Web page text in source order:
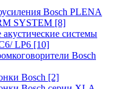
Bosch PLENA
SYSTEM [8]
системы
LP6 [10]
Bosch
Bosch [2]